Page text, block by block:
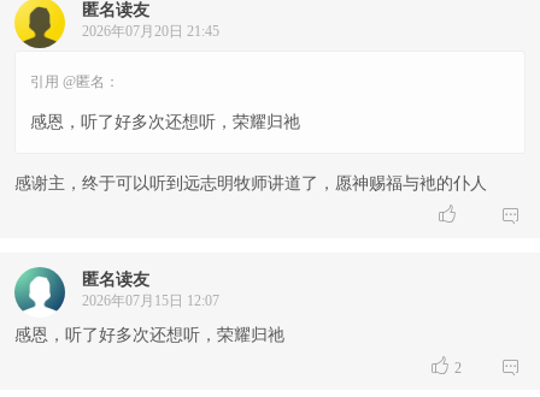
匿名读友
2026年07月20日 21:45
引用 @匿名：
感恩，听了好多次还想听，荣耀归祂
感谢主，终于可以听到远志明牧师讲道了，愿神赐福与衪的仆人
 
匿名读友
2026年07月15日 12:07
感恩，听了好多次还想听，荣耀归祂
 2 